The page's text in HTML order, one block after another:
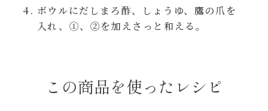
節分
こどもの日
ハコネーゼ ボンゴレ
ハコネーゼ クリーミーボロネーゼ
ボウルにだしまろ酢、しょうゆ、鷹の爪を
入れ、①、②を加えさっと和える。
この商品を使ったレシピ